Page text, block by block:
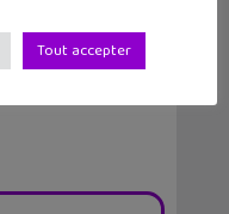
Tout accepter